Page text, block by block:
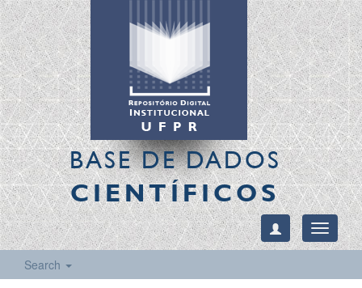
BASE DE DADOS
CIENTÍFICOS
Toggle
Search